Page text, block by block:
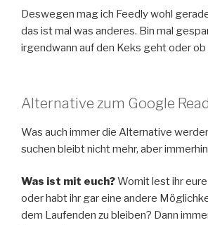
Deswegen mag ich Feedly wohl
das ist mal was anderes. Bin mal
irgendwann auf den Keks geht oder ob
Alternative zum Google
Was auch immer die Alternative
suchen bleibt nicht mehr, aber
Was ist mit euch?Womit lest ihr eure
oder habt ihr gar eine andere
dem Laufenden zu bleiben? Dann